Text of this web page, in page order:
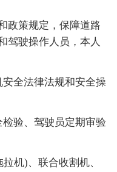
政策规定，保障道路
驾驶操作人员，本人
全法律法规和安全操
验、驾驶员定期审验
机)、联合收割机、